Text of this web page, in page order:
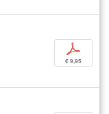
p
€ 9,95